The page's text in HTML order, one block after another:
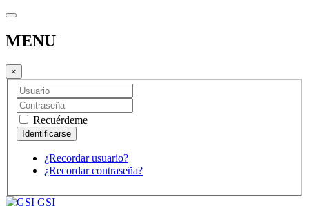
MENU
×
Recuérdeme
¿Recordar usuario?
¿Recordar contraseña?
GSI